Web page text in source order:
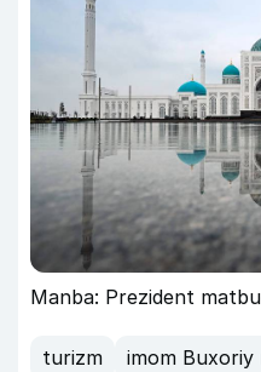
Manba: Prezident
turizm imom Buxoriy